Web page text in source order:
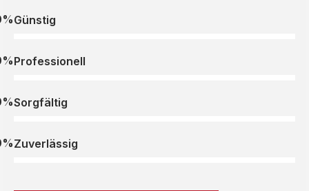
Günstig
Professionell
Sorgfältig
Zuverlässig